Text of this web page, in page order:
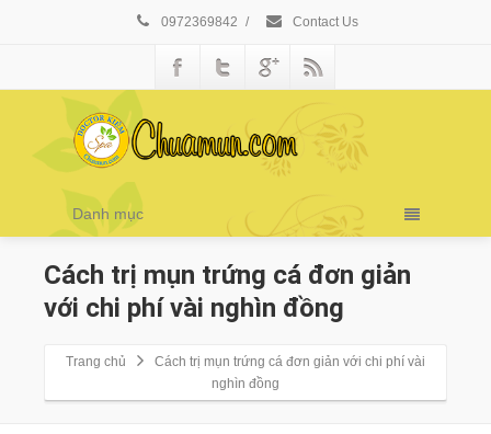
0972369842 / Contact Us
Danh mục
Cách trị mụn trứng cá đơn giản
với chi phí vài nghìn đồng
Trang chủ
Cách trị mụn trứng cá đơn giản với chi phí vài
nghìn đồng